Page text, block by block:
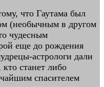
что Гаутама был
(необычным в другом
чудесным
еще до рождения
астрологи дали
кто станет либо
спасителем